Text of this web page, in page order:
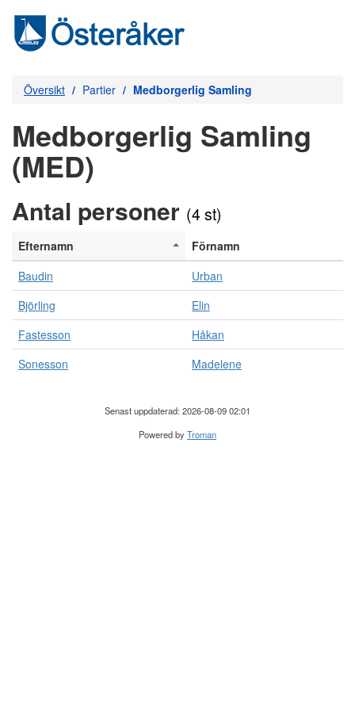
Översikt Partier Medborgerlig Samling
Medborgerlig Samling
(MED)
Antal personer (4 st)
Efternamn
Förnamn
Baudin
Urban
Björling
Elin
Fastesson
Håkan
Sonesson
Madelene
Senast uppdaterad: 2026-08-09 02:01
Powered byTroman